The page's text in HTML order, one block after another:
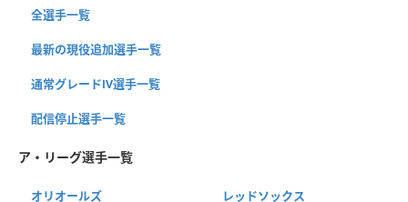
全選手一覧
最新の現役追加選手一覧
通常グレードⅣ選手一覧
配信停止選手一覧
ア・リーグ選手一覧
オリオールズ レッドソックス